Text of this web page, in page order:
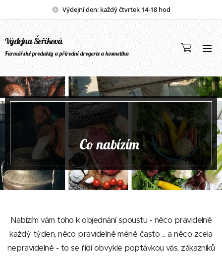
Výdejní den: každý čtvrtek 14-18 hod
Výdejna Šeříková
Farmářské produkty a přírodní drogerie a kosmetika
Co nabízím
Nabízím vám toho k objednání spoustu - něco pravidelně
každý týden, něco pravidelně méně často ... a něco zcela
nepravidelně - to se řídí obvykle poptávkou vás, zákazníků